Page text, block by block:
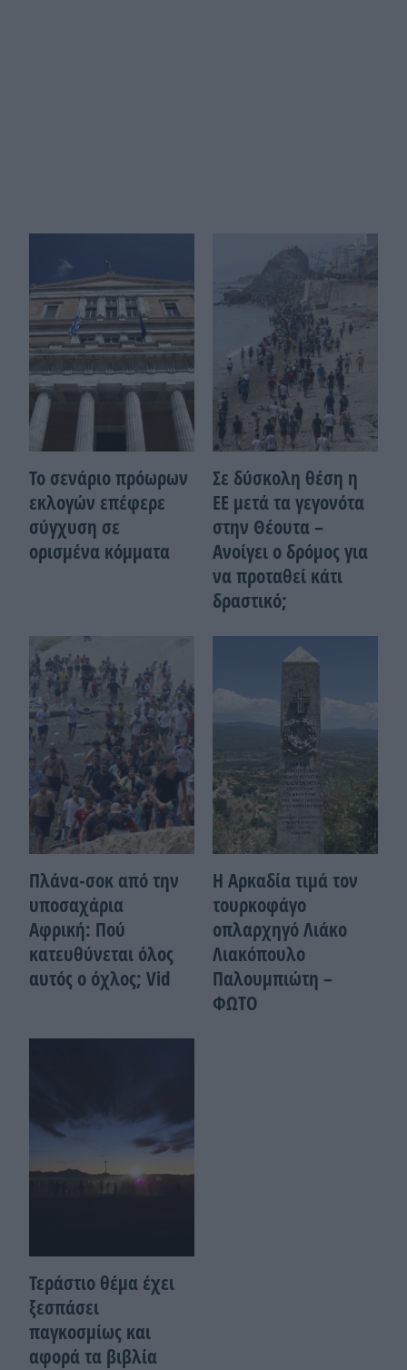
Το σενάριο πρόωρων
εκλογών επέφερε
σύγχυση σε
ορισμένα κόμματα
Σε δύσκολη θέση η
ΕΕ μετά τα γεγονότα
στην Θέουτα –
Ανοίγει ο δρόμος για
να προταθεί κάτι
δραστικό;
Πλάνα-σοκ από την
υποσαχάρια
Αφρική: Πού
κατευθύνεται όλος
αυτός ο όχλος; Vid
Η Αρκαδία τιμά τον
τουρκοφάγο
οπλαρχηγό Λιάκο
Λιακόπουλο
Παλουμπιώτη –
ΦΩΤΟ
Τεράστιο θέμα έχει
ξεσπάσει
παγκοσμίως και
αφορά τα βιβλία